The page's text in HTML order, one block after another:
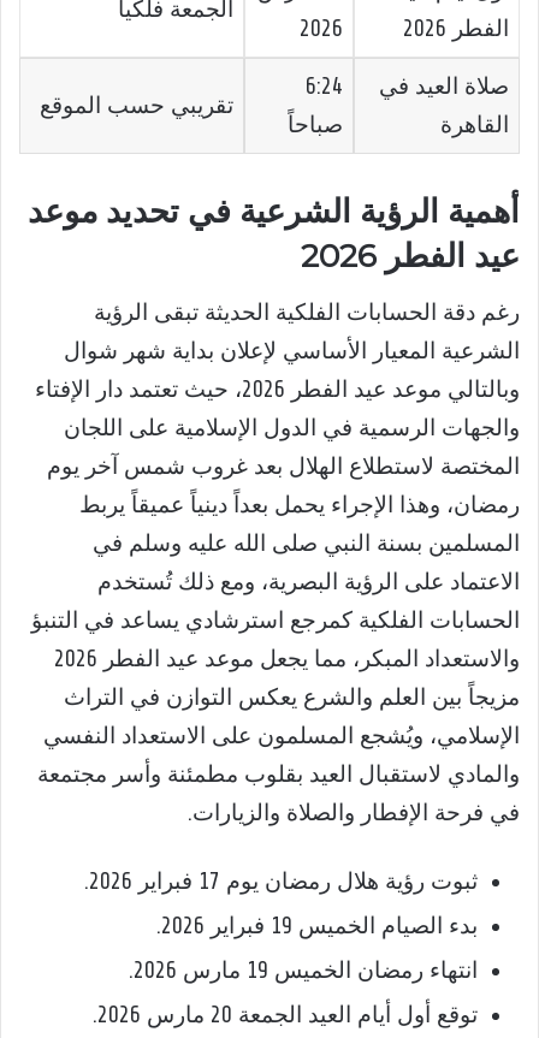
الفطر 2026
2026
الجمعة فلكياً
صلاة العيد في
القاهرة
6:24
صباحاً
تقريبي حسب الموقع
أهمية الرؤية الشرعية في تحديد موعد
عيد الفطر 2026
رغم دقة الحسابات الفلكية الحديثة تبقى الرؤية
الشرعية المعيار الأساسي لإعلان بداية شهر شوال
وبالتالي موعد عيد الفطر 2026، حيث تعتمد دار الإفتاء
والجهات الرسمية في الدول الإسلامية على اللجان
المختصة لاستطلاع الهلال بعد غروب شمس آخر يوم
رمضان، وهذا الإجراء يحمل بعداً دينياً عميقاً يربط
المسلمين بسنة النبي صلى الله عليه وسلم في
الاعتماد على الرؤية البصرية، ومع ذلك تُستخدم
الحسابات الفلكية كمرجع استرشادي يساعد في التنبؤ
والاستعداد المبكر، مما يجعل موعد عيد الفطر 2026
مزيجاً بين العلم والشرع يعكس التوازن في التراث
الإسلامي، ويُشجع المسلمون على الاستعداد النفسي
والمادي لاستقبال العيد بقلوب مطمئنة وأسر مجتمعة
في فرحة الإفطار والصلاة والزيارات.
ثبوت رؤية هلال رمضان يوم 17 فبراير 2026.
بدء الصيام الخميس 19 فبراير 2026.
انتهاء رمضان الخميس 19 مارس 2026.
توقع أول أيام العيد الجمعة 20 مارس 2026.